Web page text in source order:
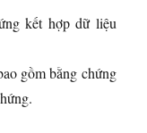
kết hợp dữ liệu
gồm bằng chứng